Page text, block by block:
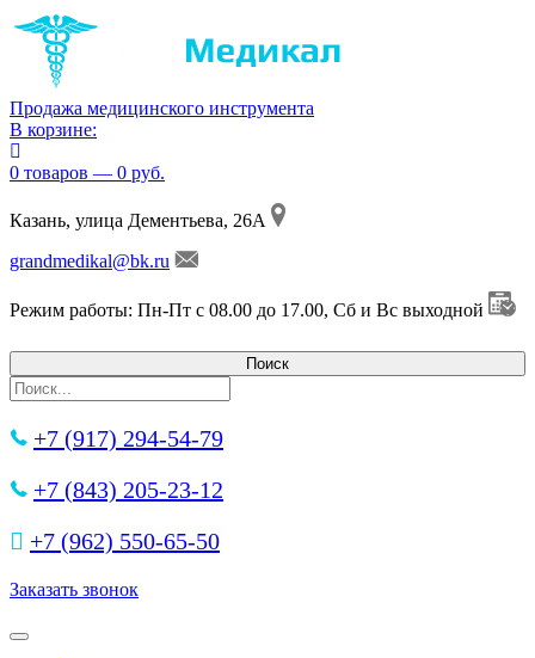
Продажа медицинского инструмента
В корзине:
0 товаров — 0 руб.
Казань, улица Дементьева, 26А
grandmedikal@bk.ru
Режим работы: Пн-Пт с 08.00 до 17.00, Сб и Вс выходной
+7 (917) 294-54-79
+7 (843) 205-23-12
+7 (962) 550‑65‑50‬
Заказать звонок
Toggle navigation